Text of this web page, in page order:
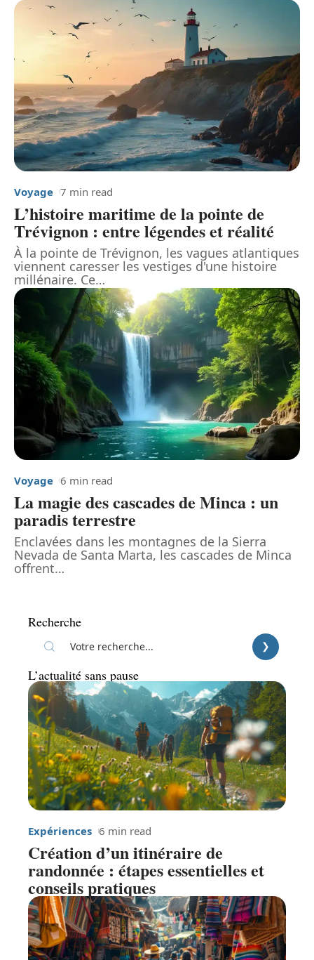
Voyage 7 min read
L’histoire maritime de la pointe de
Trévignon : entre légendes et réalité
À la pointe de Trévignon, les vagues atlantiques
viennent caresser les vestiges d'une histoire
millénaire. Ce…
Voyage 6 min read
La magie des cascades de Minca : un
paradis terrestre
Enclavées dans les montagnes de la Sierra
Nevada de Santa Marta, les cascades de Minca
offrent…
Recherche
L’actualité sans pause
Expériences 6 min read
Création d’un itinéraire de
randonnée : étapes essentielles et
conseils pratiques